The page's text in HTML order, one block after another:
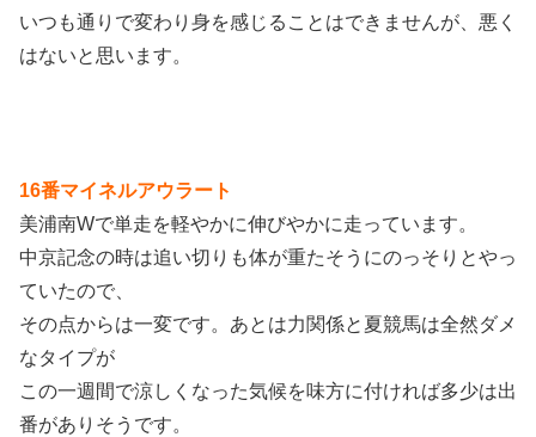
いつも通りで変わり身を感じることはできませんが、悪く
はないと思います。
16番マイネルアウラート
美浦南Wで単走を軽やかに伸びやかに走っています。
中京記念の時は追い切りも体が重たそうにのっそりとやっ
ていたので、
その点からは一変です。あとは力関係と夏競馬は全然ダメ
なタイプが
この一週間で涼しくなった気候を味方に付ければ多少は出
番がありそうです。